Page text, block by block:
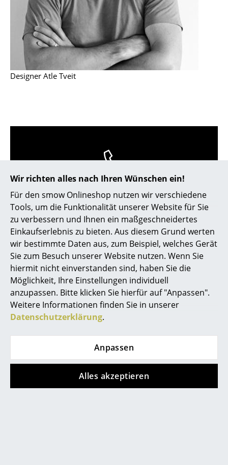
Wir richten alles nach Ihren Wünschen ein!
Für den smow Onlineshop nutzen wir verschiedene
Tools, um die Funktionalität unserer Website für Sie
zu verbessern und Ihnen ein maßgeschneidertes
Einkaufserlebnis zu bieten. Aus diesem Grund werten
wir bestimmte Daten aus, zum Beispiel, welches Gerät
Sie zum Besuch unserer Website nutzen. Wenn Sie
hiermit nicht einverstanden sind, haben Sie die
Möglichkeit, Ihre Einstellungen individuell
anzupassen. Bitte klicken Sie hierfür auf "Anpassen".
Weitere Informationen finden Sie in unserer
Datenschutzerklärung.
Anpassen
Alles akzeptieren
Kleinaufbewahrung
Einzelteile
... alle Aufbewahrungsmöbel
Licht
Tischleuchten
Wandleuchten
Outdoor-Leuchten
Akkuleuchten
... alle Leuchten
Betten
Doppelbetten
Designer Atle Tveit
0800 15 60 00
Mo-Fr: 9-17 Uhr
service@smow.ch